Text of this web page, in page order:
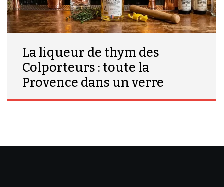
La liqueur de thym des
Colporteurs : toute la
Provence dans un verre